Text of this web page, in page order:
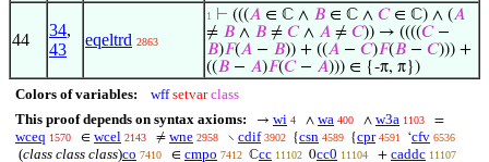
44
34,
43
eqeltrd 2863
1 ⊢ (((𝐴 ∈ ℂ ∧ 𝐵 ∈ ℂ ∧ 𝐶∈ ℂ) ∧ (𝐴
≠ 𝐵 ∧ 𝐵 ≠ 𝐶∧ 𝐴 ≠ 𝐶)) → ((((𝐶−
𝐵)𝐹(𝐴 − 𝐵)) + ((𝐴 − 𝐶)𝐹(𝐵 − 𝐶))) +
((𝐵 − 𝐴)𝐹(𝐶− 𝐴))) ∈ {-π, π})
Colors of variables: wff setvar class
This proof depends on syntax axioms:
→ wi 4 ∧ wa 400 ∧ w3a 1103 =
wceq 1570 ∈ wcel 2143 ≠ wne 2958 ∖ cdif 3902 {csn 4589 {cpr 4591 ‘cfv 6536
(class class class)co 7410 ∈ cmpo 7412 ℂcc 11102 0cc0 11104 + caddc 11107